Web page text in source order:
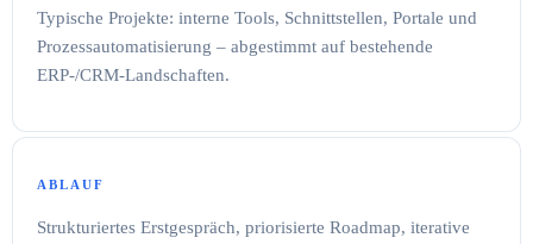
Typische Projekte: interne Tools, Schnittstellen, Portale und
Prozessautomatisierung – abgestimmt auf bestehende
ERP-/CRM-Landschaften.
ABLAUF
Strukturiertes Erstgespräch, priorisierte Roadmap, iterative